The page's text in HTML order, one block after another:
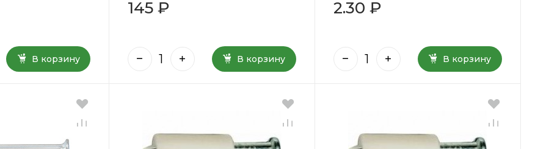
В корзину
145 ₽
В корзину
2.30 ₽
В корзину